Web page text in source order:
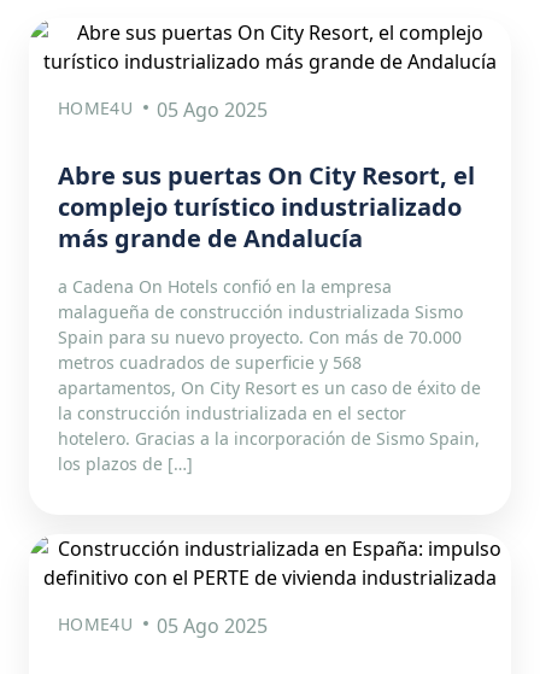
HOME4U 05 Ago 2025
Abre sus puertas On City Resort, el
complejo turístico industrializado
más grande de Andalucía
a Cadena On Hotels confió en la empresa
malagueña de construcción industrializada Sismo
Spain para su nuevo proyecto. Con más de 70.000
metros cuadrados de superficie y 568
apartamentos, On City Resort es un caso de éxito de
la construcción industrializada en el sector
hotelero. Gracias a la incorporación de Sismo Spain,
los plazos de […]
HOME4U 05 Ago 2025